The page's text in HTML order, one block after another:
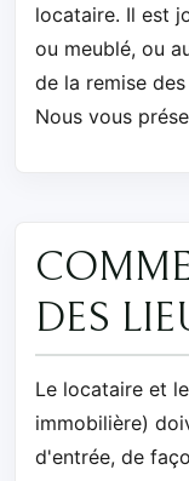
locataire. Il est
ou meublé, ou
de la remise
Nous vous
DES
Le locataire et
immobilière)
d'entrée, de